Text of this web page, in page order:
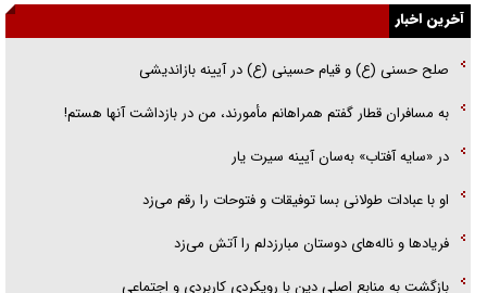
گفت‌وگو با خواهر یکی از شهدای جنگ رمضان/ خواهرم فرمانده جهادی و
اهل خدمت بی‌منت بود
آخرین اخبار
صلح حسنی (ع) و قیام حسینی (ع) در آیینه بازاندیشی
به مسافران قطار گفتم همراهانم مأمورند، من در بازداشت آنها هستم!
در «سایه آفتاب» به‌سان آیینه سیرت یار
او با عبادات طولانی بسا توفیقات و فتوحات را رقم می‌زد
فریاد‌ها و ناله‌های دوستان مبارزدلم را آتش می‌زد
بازگشت به منابع اصلی دین با رویکردی کاربردی و اجتماعی